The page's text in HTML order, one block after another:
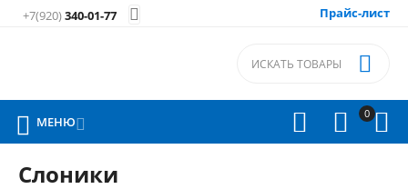
Прайс-лист
+7(920)340-01-77 
0 



 МЕНЮ
Слоники